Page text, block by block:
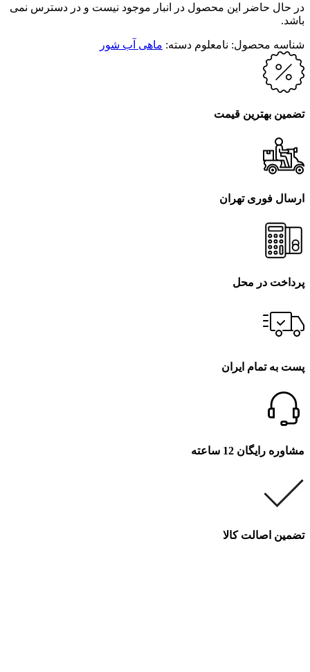
در حال حاضر این محصول در انبار موجود نیست و در دسترس نمی
باشد.
شناسه محصول: نامعلوم دسته: ماهی آب شور
تضمین بهترین قیمت
ارسال فوری تهران
پرداخت در محل
پست به تمام ایران
مشاوره رایگان 12 ساعته
تضمین اصالت کالا